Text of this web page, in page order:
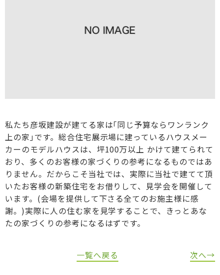
私たち彦坂建設が建てる家は｢同じ予算ならワンランク
上の家｣です。総合住宅展示場に建っているハウスメー
カーのモデルハウスは、坪100万以上 かけて建てられて
おり、多くのお客様の家づくりの参考になるものではあ
りません。だからこそ当社では、実際に当社で建てて頂
いたお客様の新築住宅をお借りして、見学会を開催して
います。(会場を提供して下さる全てのお施主様に感
謝。)実際に人の住む家を見学することで、きっとあな
たの家づくりの参考になるはずです。
一覧へ戻る 次へ→